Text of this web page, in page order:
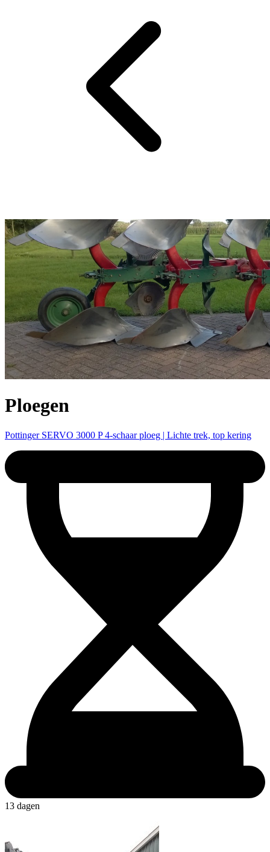
Ploegen
Pottinger SERVO 3000 P 4-schaar ploeg | Lichte trek, top kering
13 dagen